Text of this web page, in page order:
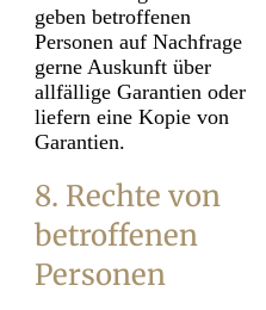
geben betroffenen
Personen auf Nachfrage
gerne Auskunft über
allfällige Garantien oder
liefern eine Kopie von
Garantien.
8. Rechte von
betroffenen
Personen